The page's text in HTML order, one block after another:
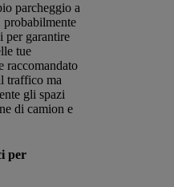
parcheggio a
probabilmente
per garantire
tue
raccomandato
traffico ma
gli spazi
di camion e
per